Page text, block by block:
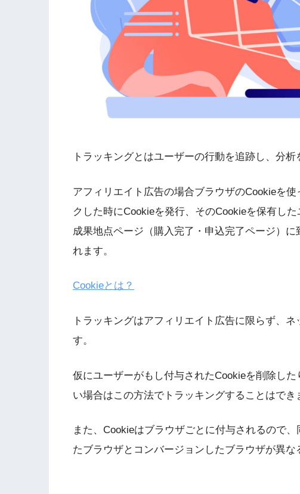
トラッキングとはユーザーの行動を追跡し、分析
アフィリエイト広告の場合ブラウザのCookieを
クした時にCookieを発行、そのCookieを保有し
成果地点ページ（購入完了・申込完了ページ）
れます。
Cookieとは？
トラッキングはアフィリエイト広告に限らず、
す。
仮にユーザーがもし付与されたCookieを削除し
い場合はこの方法でトラッキングすることはでき
また、Cookieはブラウザごとに付与されるので
たブラウザとコンバージョンしたブラウザが異な